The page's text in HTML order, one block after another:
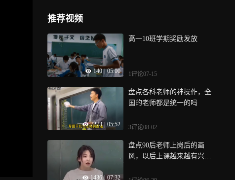
护，这条天路最动人的风
推荐视频
140 | 05:00
高一10班学期奖励发放
1评论07-15
7273 05:52
盘点各科老师的神操作，全
国的老师都是统一的吗
3评论08-02
1436 | 07:32
盘点90后老师上岗后的画
风，以后上课越来越有兴趣